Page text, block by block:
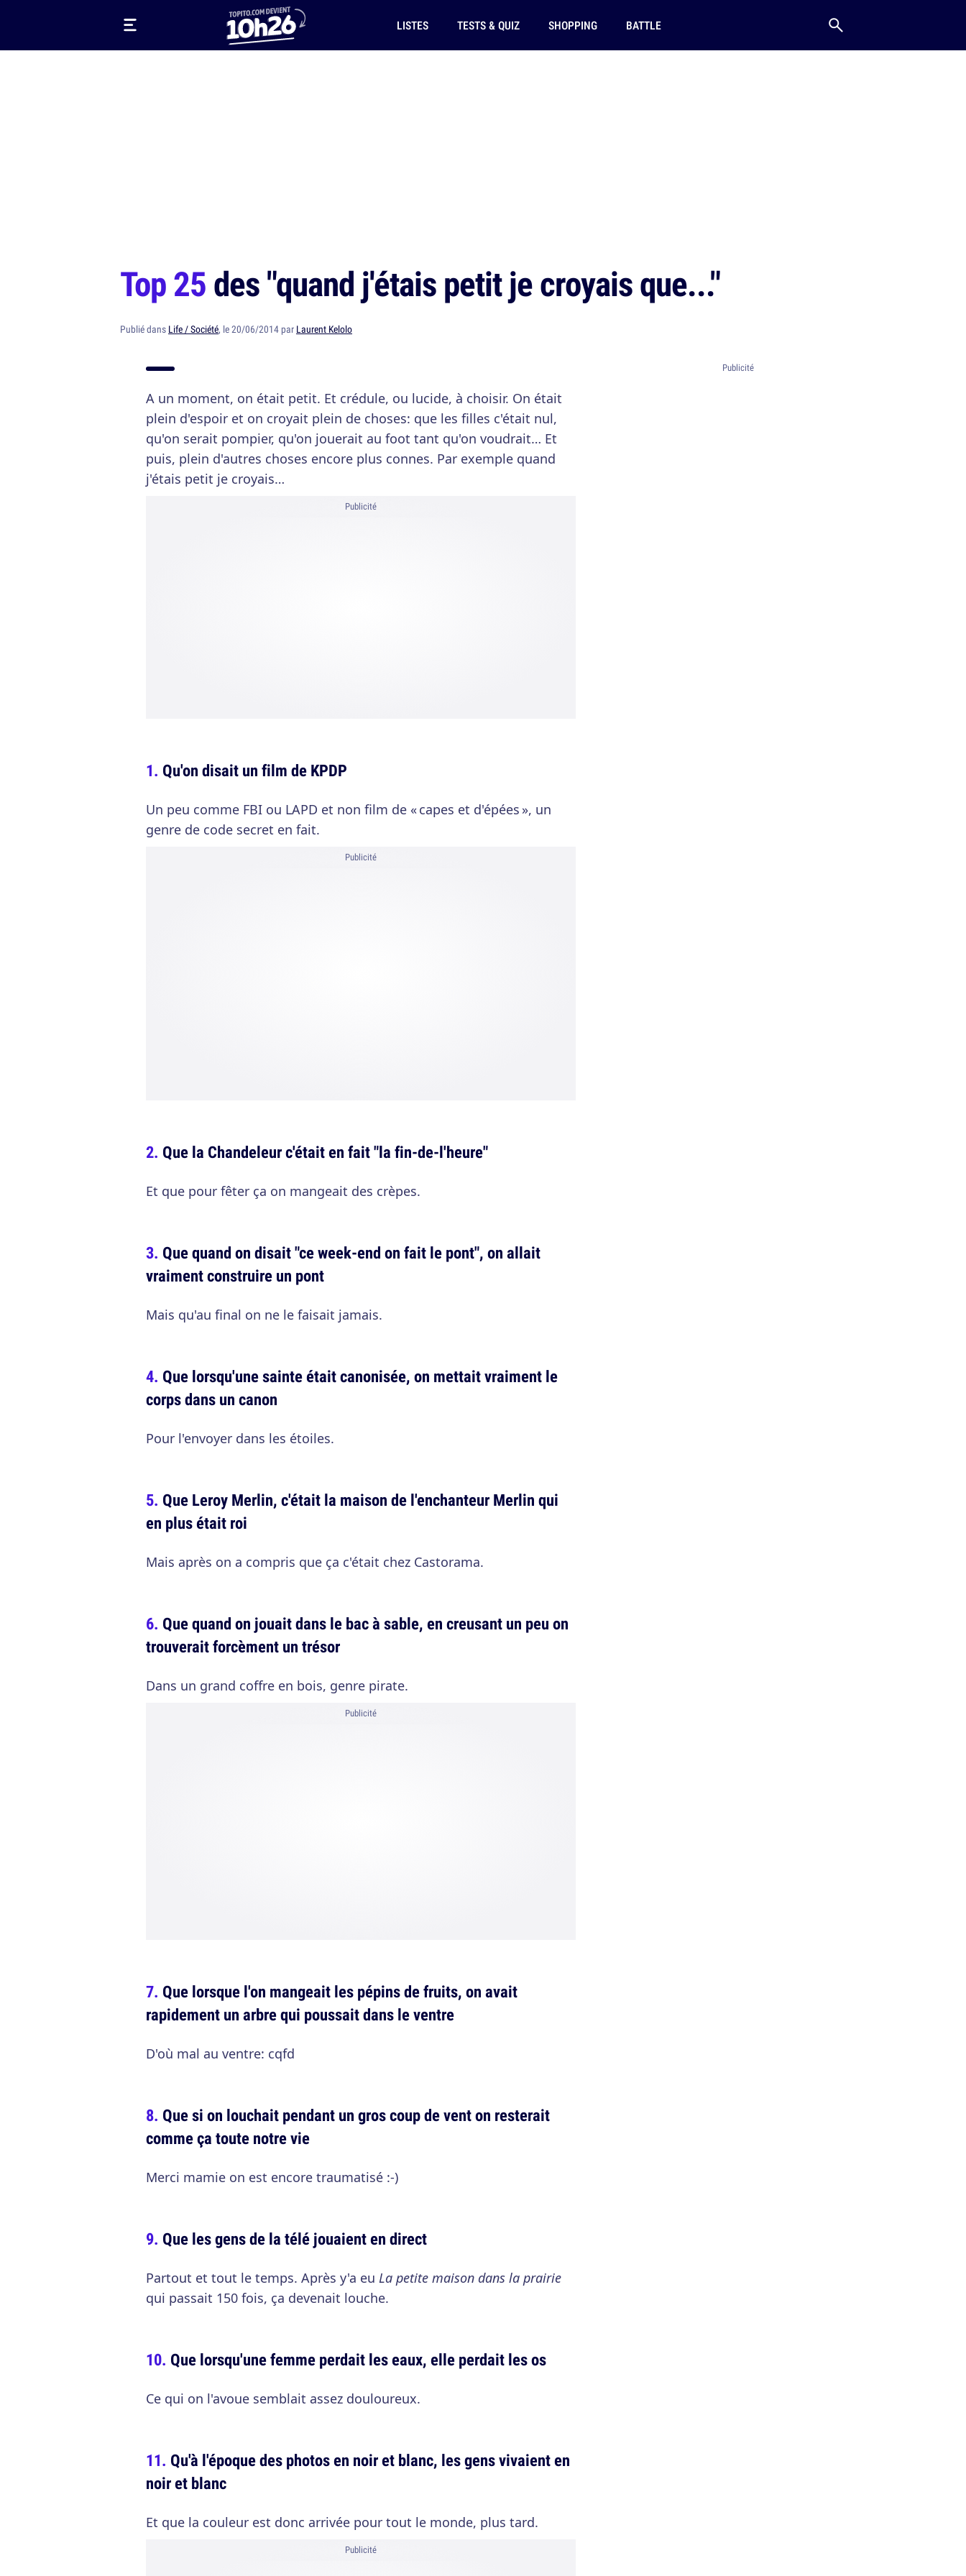
LISTES TESTS & QUIZ SHOPPING BATTLE
Top 25des "quand j'étais petit je croyais que..."
Publié dans Life / Société, le 20/06/2014 par Laurent Kelolo
A un moment, on était petit. Et crédule, ou lucide, à choisir. On était
plein d'espoir et on croyait plein de choses: que les filles c'était nul,
qu'on serait pompier, qu'on jouerait au foot tant qu'on voudrait… Et
puis, plein d'autres choses encore plus connes. Par exemple quand
j'étais petit je croyais…
Publicité
Qu'on disait un film de KPDP
Un peu comme FBI ou LAPD et non film de « capes et d'épées », un
genre de code secret en fait.
Publicité
Que la Chandeleur c'était en fait "la fin-de-l'heure"
Et que pour fêter ça on mangeait des crèpes.
Que quand on disait "ce week-end on fait le pont", on allait
vraiment construire un pont
Mais qu'au final on ne le faisait jamais.
Que lorsqu'une sainte était canonisée, on mettait vraiment le
corps dans un canon
Pour l'envoyer dans les étoiles.
Que Leroy Merlin, c'était la maison de l'enchanteur Merlin qui
en plus était roi
Mais après on a compris que ça c'était chez Castorama.
Que quand on jouait dans le bac à sable, en creusant un peu on
trouverait forcèment un trésor
Dans un grand coffre en bois, genre pirate.
Publicité
Que lorsque l'on mangeait les pépins de fruits, on avait
rapidement un arbre qui poussait dans le ventre
D'où mal au ventre: cqfd
Que si on louchait pendant un gros coup de vent on resterait
comme ça toute notre vie
Merci mamie on est encore traumatisé :-)
Que les gens de la télé jouaient en direct
Partout et tout le temps. Après y'a eu La petite maison dans la prairie
qui passait 150 fois, ça devenait louche.
Que lorsqu'une femme perdait les eaux, elle perdait les os
Ce qui on l'avoue semblait assez douloureux.
Qu'à l'époque des photos en noir et blanc, les gens vivaient en
noir et blanc
Et que la couleur est donc arrivée pour tout le monde, plus tard.
Publicité